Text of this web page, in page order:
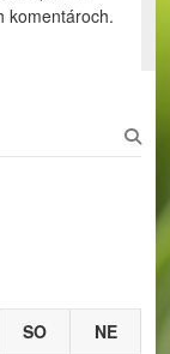
komentároch.
SO
NE